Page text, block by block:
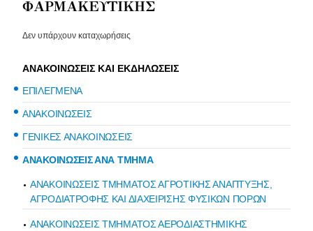
ΦΑΡΜΑΚΕΥΤΙΚΗΣ
Δεν υπάρχουν καταχωρήσεις
ΑΝΑΚΟΙΝΩΣΕΙΣ ΚΑΙ ΕΚΔΗΛΩΣΕΙΣ
ΕΠΙΛΕΓΜΕΝΑ
ΑΝΑΚΟΙΝΩΣΕΙΣ
ΓΕΝΙΚΕΣ ΑΝΑΚΟΙΝΩΣΕΙΣ
ΑΝΑΚΟΙΝΩΣΕΙΣ ΑΝΑ ΤΜΗΜΑ
ΑΝΑΚΟΙΝΩΣΕΙΣ ΤΜΗΜΑΤΟΣ ΑΓΡΟΤΙΚΗΣ ΑΝΑΠΤΥΞΗΣ,
ΑΓΡΟΔΙΑΤΡΟΦΗΣ ΚΑΙ ΔΙΑΧΕΙΡΙΣΗΣ ΦΥΣΙΚΩΝ ΠΟΡΩΝ
ΑΝΑΚΟΙΝΩΣΕΙΣ ΤΜΗΜΑΤΟΣ ΑΕΡΟΔΙΑΣΤΗΜΙΚΗΣ